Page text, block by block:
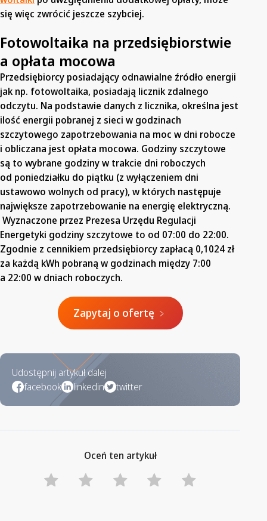
się więc zwrócić jeszcze szybciej.
Fotowoltaika na przedsiębiorstwie
a opłata mocowa
Przedsiębiorcy posiadający odnawialne źródło energii
jak np. fotowoltaika, posiadają licznik zdalnego
odczytu. Na podstawie danych z licznika, określna jest
ilość energii pobranej z sieci w godzinach
szczytowego zapotrzebowania na moc w dni robocze
i obliczana jest opłata mocowa. Godziny szczytowe
są to wybrane godziny w trakcie dni roboczych
od poniedziałku do piątku (z wyłączeniem dni
ustawowo wolnych od pracy), w których następuje
największe zapotrzebowanie na energię elektryczną.
Wyznaczone przez Prezesa Urzędu Regulacji
Energetyki godziny szczytowe to od 07:00 do 22:00.
Zgodnie z cennikiem przedsiębiorcy zapłacą 0,1024 zł
za każdą kWh pobraną w godzinach między 7:00
a 22:00 w dniach roboczych.
Zapytaj o ofertę ﹥
Udostępnij artykuł dalej
facebook
linkedin twitter
Oceń ten artykuł